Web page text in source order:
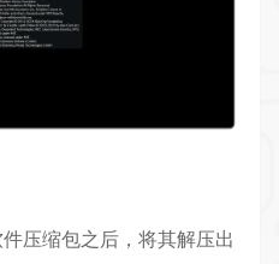
压缩包之后，将其解压出